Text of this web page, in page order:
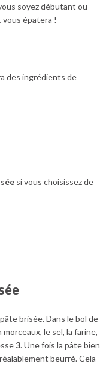
soyez débutant ou
épatera !
des ingrédients de
si vous choisissez de
brisée. Dans le bol de
le sel, la farine,
3. Une fois la pâte bien
beurré. Cela